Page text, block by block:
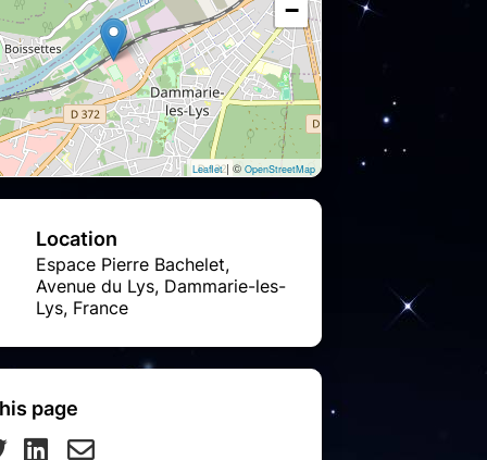
−
Leaflet| © OpenStreetMap
Location
Espace Pierre Bachelet,
Avenue du Lys, Dammarie-les-
Lys, France
page